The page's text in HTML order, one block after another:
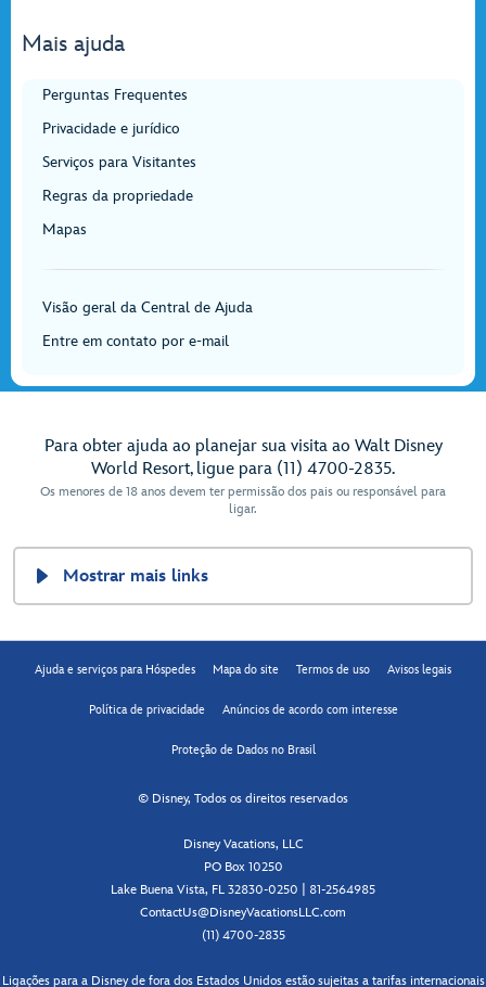
Mais ajuda
Perguntas Frequentes
Privacidade e jurídico
Serviços para Visitantes
Regras da propriedade
Mapas
Visão geral da Central de Ajuda
Entre em contato por e-mail
Para obter ajuda ao planejar sua visita ao Walt Disney
World Resort, ligue para (11) 4700-2835.
Os menores de 18 anos devem ter permissão dos pais ou responsável para
ligar.
Mostrar mais links
Ajuda e serviços para Hóspedes Mapa do site Termos de uso Avisos legais
Política de privacidade Anúncios de acordo com interesse
Proteção de Dados no Brasil
© Disney, Todos os direitos reservados
Disney Vacations, LLC
PO Box 10250
Lake Buena Vista, FL 32830-0250 | 81-2564985
ContactUs@DisneyVacationsLLC.com
(11) 4700-2835
Ligações para a Disney de fora dos Estados Unidos estão sujeitas a tarifas internacionais